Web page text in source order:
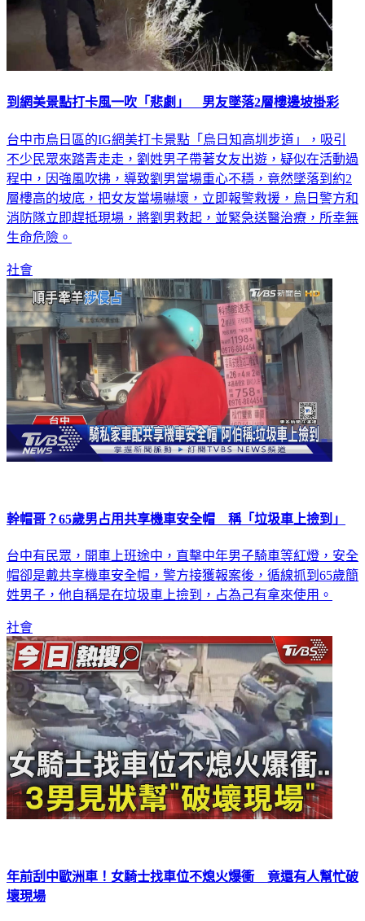
到網美景點打卡風一吹「悲劇」 男友墜落2層樓邊坡掛彩
台中市烏日區的IG網美打卡景點「烏日知高圳步道」，吸引
不少民眾來踏青走走，劉姓男子帶著女友出遊，疑似在活動過
程中，因強風吹拂，導致劉男當場重心不穩，竟然墜落到約2
層樓高的坡底，把女友當場嚇壞，立即報警救援，烏日警方和
消防隊立即趕抵現場，將劉男救起，並緊急送醫治療，所幸無
生命危險。
社會
幹帽哥？65歲男占用共享機車安全帽 稱「垃圾車上撿到」
台中有民眾，開車上班途中，直擊中年男子騎車等紅燈，安全
帽卻是戴共享機車安全帽，警方接獲報案後，循線抓到65歲簡
姓男子，他自稱是在垃圾車上撿到，占為己有拿來使用。
社會
年前刮中歐洲車！女騎士找車位不熄火爆衝 竟還有人幫忙破
壞現場